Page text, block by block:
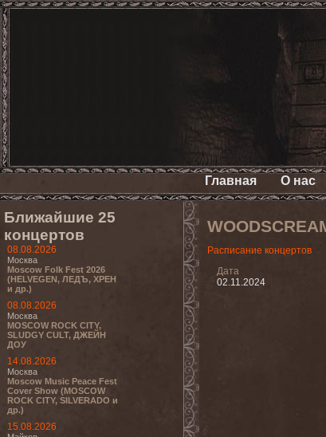
Главная О нас
Ближайшие 25
концертов
08.08.2026
Москва
Moscow Folk Fest 2026
(HELVEGEN, ЛЕДЪ, ХРЕН
и др.)
08.08.2026
Москва
MOSCOW ROCK CITY,
SLUDGY CULT, ДЖЕЙН
ДОУ
14.08.2026
Москва
Moscow Music Peace Fest
Cover Show (MOSCOW
ROCK CITY, SILVERADO и
др.)
15.08.2026
Расписание концертов
Дата
02.11.2024